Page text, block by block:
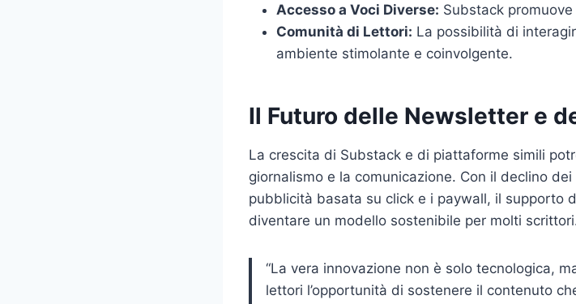
Accesso a Voci Diverse: Substack
Comunità di Lettori: La possibilità di
ambiente stimolante e coinvolgente.
Il Futuro delle Newsletter e
La crescita di Substack e di piattaforme simili
giornalismo e la comunicazione. Con il declino
pubblicità basata su click e i paywall, il supporto
diventare un modello sostenibile per molti
“La vera innovazione non è solo tecnologica,
lettori l’opportunità di sostenere il contenuto